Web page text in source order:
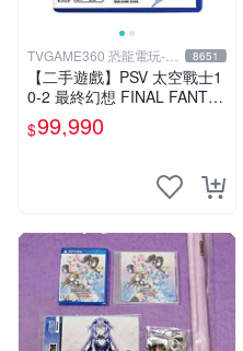
TVGAME360 恐龍電玩-台
中店
8651
【二手遊戲】PSV 太空戰士1
0-2 最終幻想 FINAL FANTAS
Y 10 X-2 FF 中文版 【台中恐
龍電玩】
$99,990